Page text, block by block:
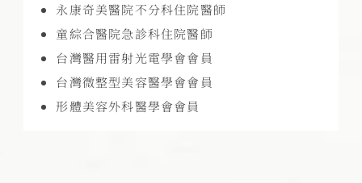
永康奇美醫院不分科住院醫師
童綜合醫院急診科住院醫師
台灣醫用雷射光電學會會員
台灣微整型美容醫學會會員
形體美容外科醫學會會員